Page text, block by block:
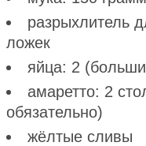
разрыхлитель
ложек
яйца: 2
амаретто: 2
обязательно)
жёлтые сливы